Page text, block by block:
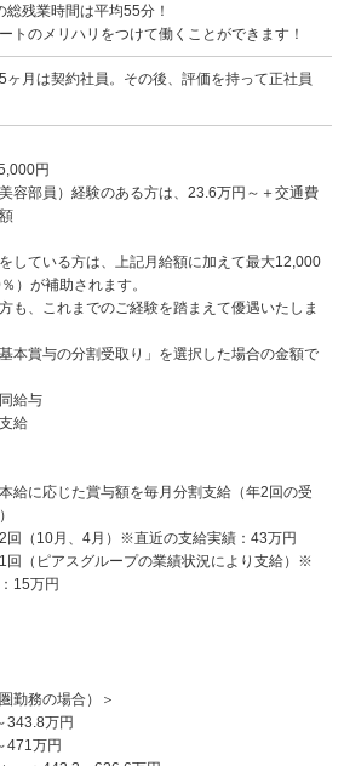
残業時間は平均55分！
トのメリハリをつけて働くことができます！
ヶ月は契約社員。その後、評価を持って正社員
円
容部員）経験のある方は、23.6万円～＋交通費
している方は、上記月給額に加えて最大12,000
）が補助されます。
も、これまでのご経験を踏まえて優遇いたしま
本賞与の分割受取り」を選択した場合の金額で
給与
給
給に応じた賞与額を毎月分割支給（年2回の受
回（10月、4月）※直近の支給実績：43万円
回（ピアスグループの業績状況により支給）※
15万円
勤務の場合）＞
343.8万円
471万円